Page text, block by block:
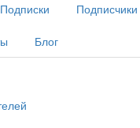
вкладки
Подписки Подписчики
Блог